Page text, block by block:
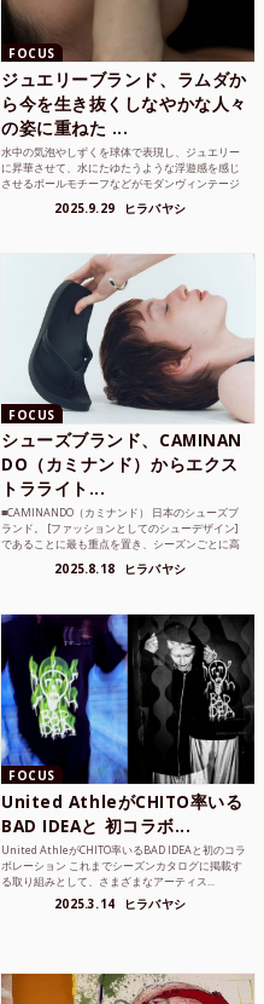
FOCUS
ジュエリーブランド、ラムダか
ら今を生き抜くしなやかな人々
の姿に重ねた ...
水中の気泡やしずくを球体で表現し、ジュエリー
に昇華させて、水にたゆたうような浮遊感を感じ
させるボールモチーフなどがモダンヴィンテージ
2025.9.29 ヒラバヤシ
FOCUS
シューズブランド、CAMINAN
DO（カミナンド）からエクス
トラライト...
■CAMINANDO（カミナンド） 日本のシューズブ
ランド。 [ファッションとしてのシューデザイン]
であることに最も重点を置き、シーズンごとに高
2025.8.18 ヒラバヤシ
FOCUS
United AthleがCHITO率いる
BAD IDEAと 初コラボ...
United AthleがCHITO率いるBAD IDEAと初のコラ
ボレーション これまでシーズンカタログに掲載す
る取り組みとして、さまざまなアーティス...
2025.3.14 ヒラバヤシ